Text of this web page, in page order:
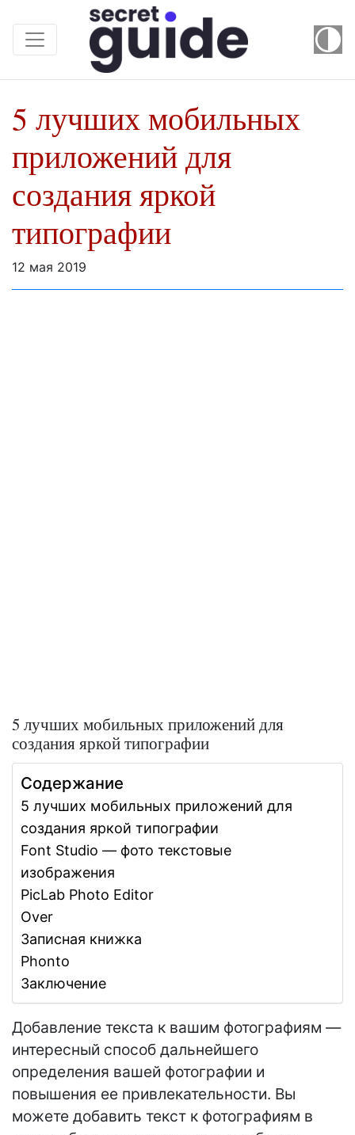
5 лучших мобильных
приложений для
создания яркой
типографии
12 мая 2019
5 лучших мобильных приложений для
создания яркой типографии
Содержание
5 лучших мобильных приложений для
создания яркой типографии
Font Studio — фото текстовые
изображения
PicLab Photo Editor
Over
Записная книжка
Phonto
Заключение
Добавление текста к вашим фотографиям —
интересный способ дальнейшего
определения вашей фотографии и
повышения ее привлекательности. Вы
можете добавить текст к фотографиям в